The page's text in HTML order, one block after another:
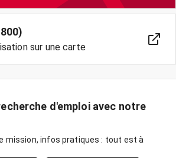
sur une carte
d'emploi avec notre
mission, infos pratiques : tout est à